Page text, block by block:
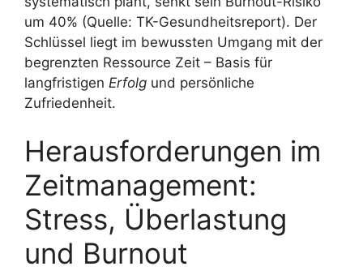
um 40% (Quelle: TK-Gesundheitsreport). Der
Schlüssel liegt im bewussten Umgang mit der
begrenzten Ressource Zeit – Basis für
langfristigen Erfolg und persönliche
Zufriedenheit.
Herausforderungen im
Zeitmanagement:
Stress, Überlastung
und Burnout